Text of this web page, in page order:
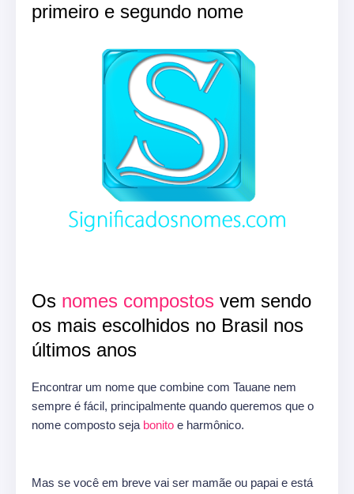
primeiro e segundo nome
Os nomes compostos vem sendo
os mais escolhidos no Brasil nos
últimos anos
Encontrar um nome que combine com Tauane nem
sempre é fácil, principalmente quando queremos que o
nome composto seja bonito e harmônico.
Mas se você em breve vai ser mamãe ou papai e está